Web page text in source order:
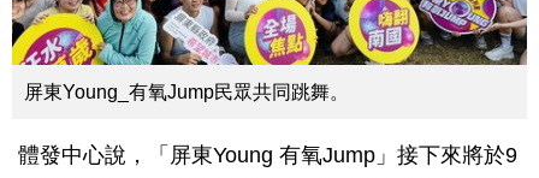
屏東Young_有氧Jump民眾共同跳舞。
體發中心說，「屏東Young 有氧Jump」接下來將於9